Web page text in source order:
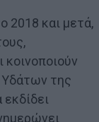
2018 και μετά,
κοινοποιούν
της